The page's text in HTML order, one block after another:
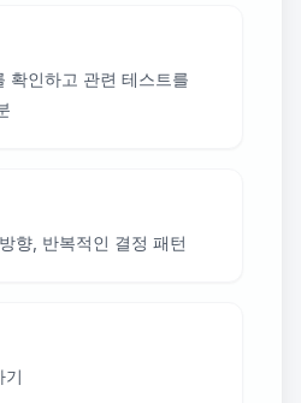
확인하고 관련 테스트를
향, 반복적인 결정 패턴
기